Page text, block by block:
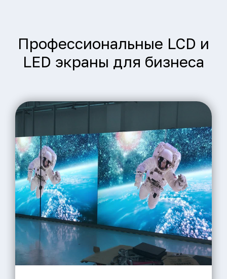
Профессиональные LCD и
LED экраны для бизнеса